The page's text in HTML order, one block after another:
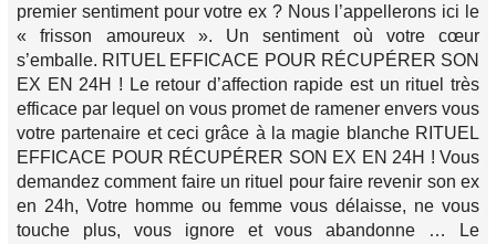
premier sentiment pour votre ex ? Nous l’appellerons ici le
« frisson amoureux ». Un sentiment où votre cœur
s’emballe. RITUEL EFFICACE POUR RÉCUPÉRER SON
EX EN 24H ! Le retour d’affection rapide est un rituel très
efficace par lequel on vous promet de ramener envers vous
votre partenaire et ceci grâce à la magie blanche RITUEL
EFFICACE POUR RÉCUPÉRER SON EX EN 24H ! Vous
demandez comment faire un rituel pour faire revenir son ex
en 24h, Votre homme ou femme vous délaisse, ne vous
touche plus, vous ignore et vous abandonne … Le